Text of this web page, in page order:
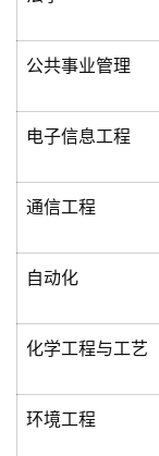
公共事业管理
电子信息工程
通信工程
自动化
化学工程与工艺
环境工程